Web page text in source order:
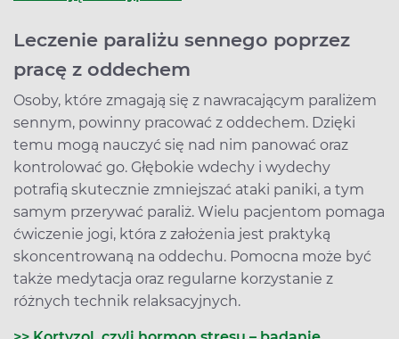
Leczenie paraliżu sennego poprzez
pracę z oddechem
Osoby, które zmagają się z nawracającym paraliżem
sennym, powinny pracować z oddechem. Dzięki
temu mogą nauczyć się nad nim panować oraz
kontrolować go. Głębokie wdechy i wydechy
potrafią skutecznie zmniejszać ataki paniki, a tym
samym przerywać paraliż. Wielu pacjentom pomaga
ćwiczenie jogi, która z założenia jest praktyką
skoncentrowaną na oddechu. Pomocna może być
także medytacja oraz regularne korzystanie z
różnych technik relaksacyjnych.